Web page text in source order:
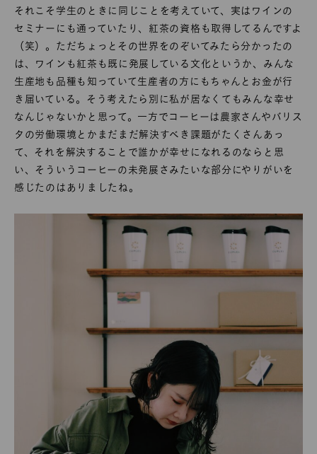
それこそ学生のときに同じことを考えていて、実はワインの
セミナーにも通っていたり、紅茶の資格も取得してるんですよ
（笑）。ただちょっとその世界をのぞいてみたら分かったの
は、ワインも紅茶も既に発展している文化というか、みんな
生産地も品種も知っていて生産者の方にもちゃんとお金が行
き届いている。そう考えたら別に私が居なくてもみんな幸せ
なんじゃないかと思って。一方でコーヒーは農家さんやバリス
タの労働環境とかまだまだ解決すべき課題がたくさんあっ
て、それを解決することで誰かが幸せになれるのならと思
い、そういうコーヒーの未発展さみたいな部分にやりがいを
感じたのはありましたね。